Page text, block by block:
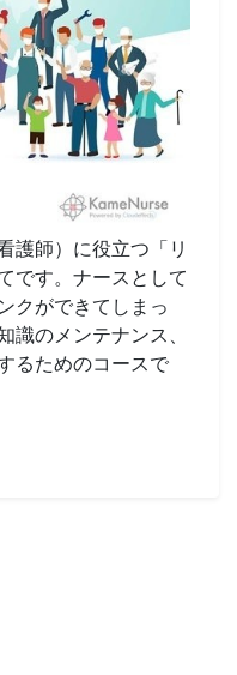
護師）に役立つ「リ
です。ナースとして
クができてしまっ
識のメンテナンス、
るためのコースで